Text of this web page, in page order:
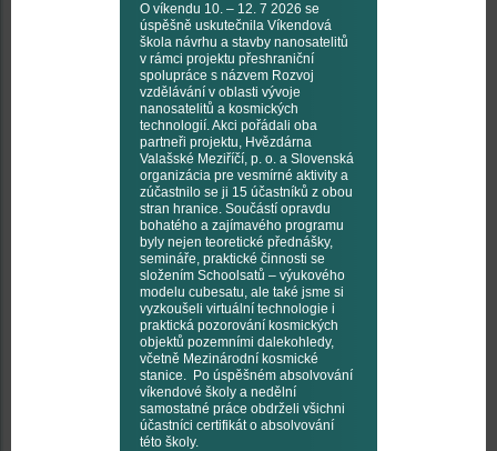
O víkendu 10. – 12. 7 2026 se
úspěšně uskutečnila Víkendová
škola návrhu a stavby nanosatelitů
v rámci projektu přeshraniční
spolupráce s názvem Rozvoj
vzdělávání v oblasti vývoje
nanosatelitů a kosmických
technologií. Akci pořádali oba
partneři projektu, Hvězdárna
Valašské Meziříčí, p. o. a Slovenská
organizácia pre vesmírné aktivity a
zúčastnilo se ji 15 účastníků z obou
stran hranice. Součástí opravdu
bohatého a zajímavého programu
byly nejen teoretické přednášky,
semináře, praktické činnosti se
složením Schoolsatů – výukového
modelu cubesatu, ale také jsme si
vyzkoušeli virtuální technologie i
praktická pozorování kosmických
objektů pozemními dalekohledy,
včetně Mezinárodní kosmické
stanice. Po úspěšném absolvování
víkendové školy a nedělní
samostatné práce obdrželi všichni
účastníci certifikát o absolvování
této školy.